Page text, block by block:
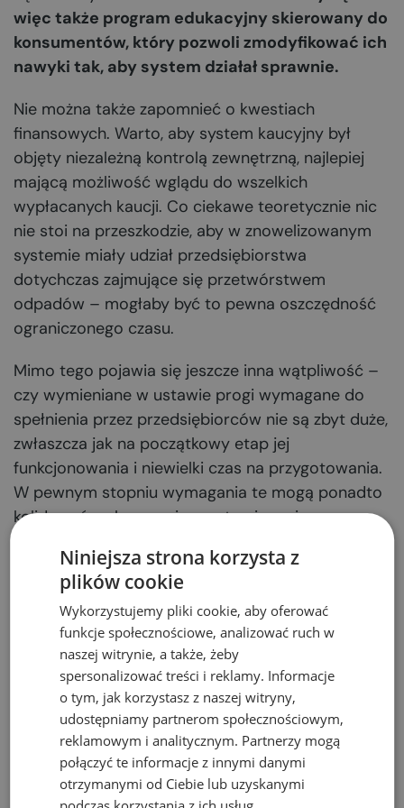
więc także program edukacyjny skierowany do
konsumentów, który pozwoli zmodyfikować ich
nawyki tak, aby system działał sprawnie.
Nie można także zapomnieć o kwestiach
finansowych. Warto, aby system kaucyjny był
objęty niezależną kontrolą zewnętrzną, najlepiej
mającą możliwość wglądu do wszelkich
wypłacanych kaucji. Co ciekawe teoretycznie nic
nie stoi na przeszkodzie, aby w znowelizowanym
systemie miały udział przedsiębiorstwa
dotychczas zajmujące się przetwórstwem
odpadów – mogłaby być to pewna oszczędność
ograniczonego czasu.
Mimo tego pojawia się jeszcze inna wątpliwość –
czy wymieniane w ustawie progi wymagane do
spełnienia przez przedsiębiorców nie są zbyt duże,
zwłaszcza jak na początkowy etap jej
funkcjonowania i niewielki czas na przygotowania.
W pewnym stopniu wymagania te mogą ponadto
kolidować z obecnymi w systemie gminnym
czy jest możliwa tak szybka zmiana nawyków
konsumentów, aby aktywnie budowali
działanie systemu.
Ustawa o systemie
kaucyjnym – kwestia
rozszerzonej
Niniejsza strona korzysta z
plików cookie
Wykorzystujemy pliki cookie, aby oferować
funkcje społecznościowe, analizować ruch w
naszej witrynie, a także, żeby
spersonalizować treści i reklamy. Informacje
o tym, jak korzystasz z naszej witryny,
udostępniamy partnerom społecznościowym,
reklamowym i analitycznym. Partnerzy mogą
połączyć te informacje z innymi danymi
otrzymanymi od Ciebie lub uzyskanymi